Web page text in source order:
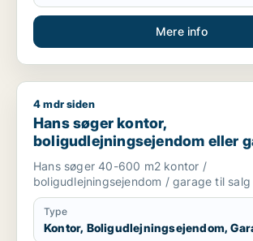
Mere info
Hans søger kontor,
4 mdr siden
Hans søger kontor,
boligudlejningsejendom eller
salg i København K, Vesterbro
Frederiksberg m.fl.
Hans søger 40-600 m2 kontor /
boligudlejningsejendom / garage til salg
Type
Kontor, Boligudlejningsejendom,